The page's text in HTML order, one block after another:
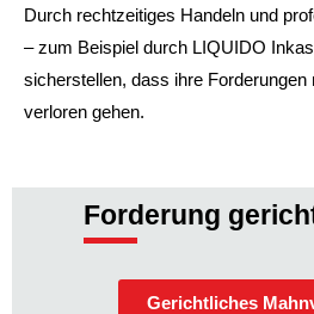
Durch rechtzeitiges Handeln und
– zum Beispiel durch LIQUIDO
sicherstellen, dass ihre Forderungen
verloren gehen.
Forderung
Gerichtliches